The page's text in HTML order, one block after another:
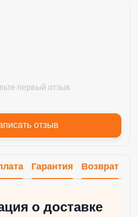
первый отзыв
отзыв
Гарантия Возврат
о доставке